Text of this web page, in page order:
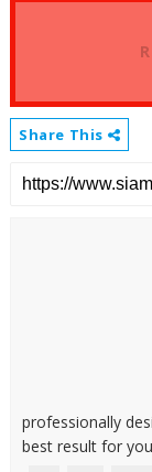
Share This
professionally
best result for